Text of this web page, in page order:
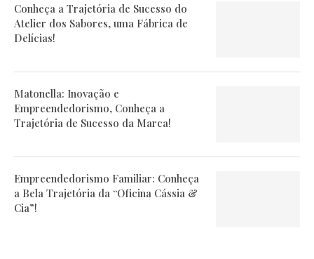
Conheça a Trajetória de Sucesso do
Atelier dos Sabores, uma Fábrica de
Delícias!
Matonella: Inovação e
Empreendedorismo, Conheça a
Trajetória de Sucesso da Marca!
Empreendedorismo Familiar: Conheça
a Bela Trajetória da “Oficina Cássia &
Cia”!